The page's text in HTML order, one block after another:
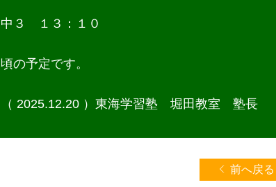
中３ １３：１０
頃の予定です。
（ 2025.12.20 ） 東海学習塾 堀田教室 塾長
前へ戻る